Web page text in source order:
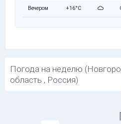
Вечером +16°C
Погода на неделю
область , Россия)